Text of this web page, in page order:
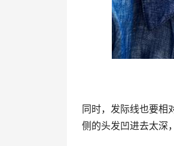
同时，发际线也要相
侧的头发凹进去太深